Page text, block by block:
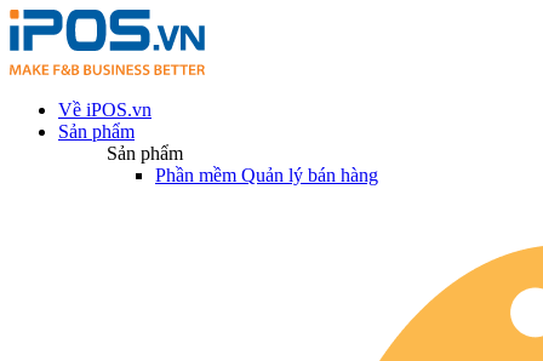
Về iPOS.vn
Sản phẩm
Sản phẩm
Phần mềm Quản lý bán hàng